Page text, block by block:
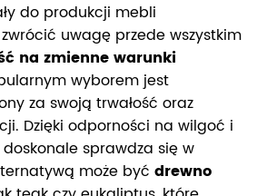
do produkcji mebli
uwagę przede wszystkim
na zmienne warunki
wyborem jest
za swoją trwałość oraz
Dzięki odporności na wilgoć i
sprawdza się w
może być drewno